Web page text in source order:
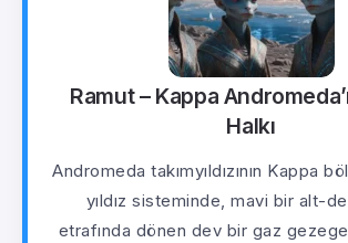
Ramut – Kappa
Halkı
Andromeda takımyıldızının Kappa
yıldız sisteminde, mavi bir alt-dev
etrafında dönen dev bir gaz